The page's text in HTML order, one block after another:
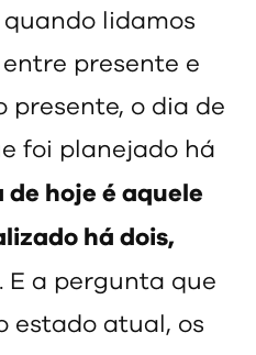
lidamos
presente e
presente, o dia de
foi planejado há
de hoje é aquele
há dois,
. E a pergunta que
estado atual, os